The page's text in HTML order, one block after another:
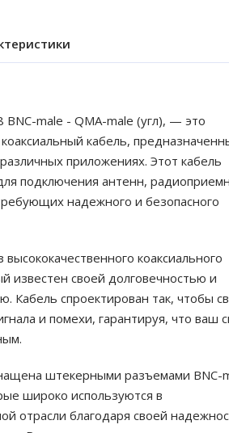
BNC-male - QMA-male (угл), — это
кабель,
приложениях. Этот кабель
подключения антенн,
надежного и безопасного
коаксиального
известен своей долговечностью и
Кабель спроектирован так, чтобы
и помехи, гарантируя, что ваш
штекерными разъемами BNC-
широко используются в
отрасли благодаря своей